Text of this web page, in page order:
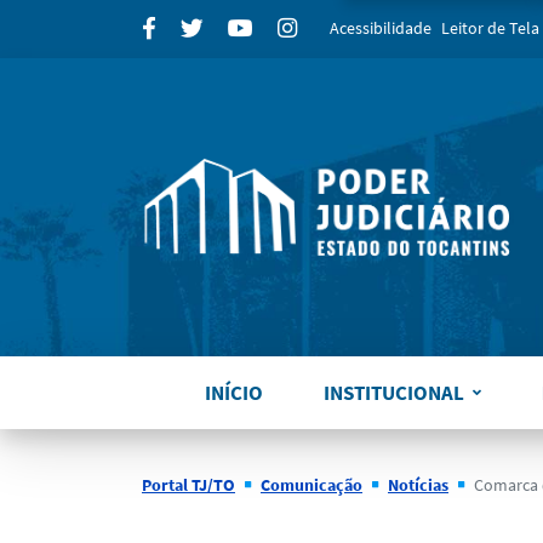
para
FacebookTwitter YoutubeInstagram
Acessibilidade Leitor de Tela
INÍCIO INSTITUCIONAL
Portal TJ/TO Comunicação Notícias Comarca de